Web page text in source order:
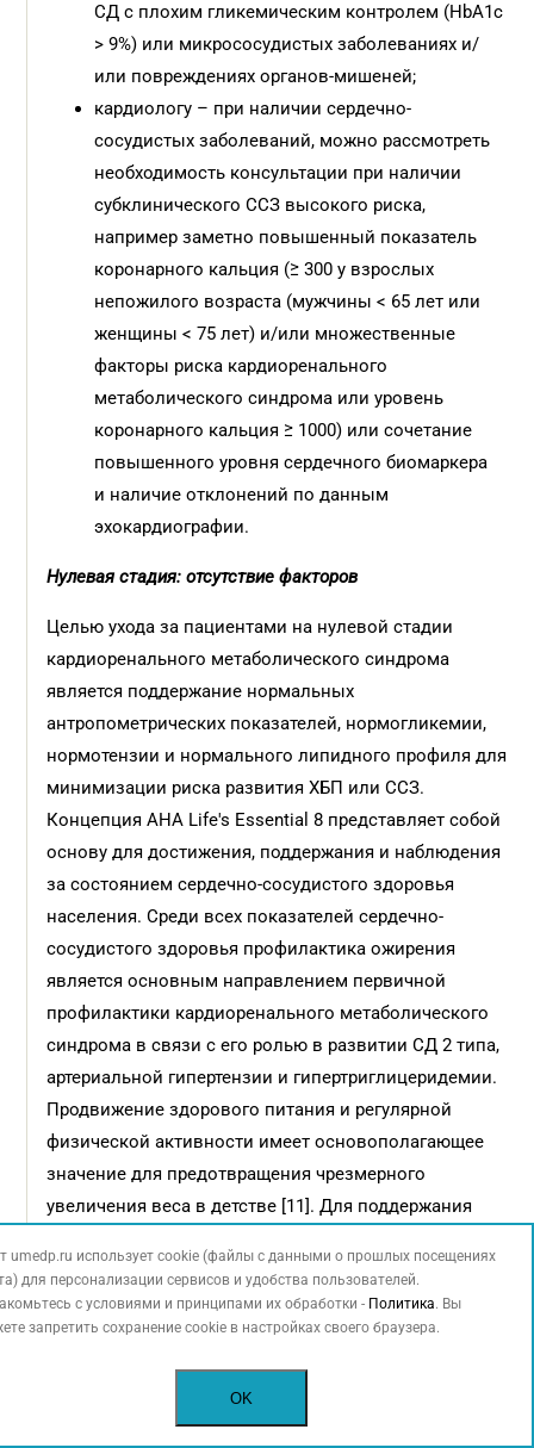
СД с плохим гликемическим контролем (HbA1c
> 9%) или микрососудистых заболеваниях и/
или повреждениях органов-мишеней;
кардиологу – при наличии сердечно-
сосудистых заболеваний, можно рассмотреть
необходимость консультации при наличии
субклинического ССЗ высокого риска,
например заметно повышенный показатель
коронарного кальция (≥ 300 у взрослых
непожилого возраста (мужчины < 65 лет или
женщины < 75 лет) и/или множественные
факторы риска кардиоренального
метаболического синдрома или уровень
коронарного кальция ≥ 1000) или сочетание
повышенного уровня сердечного биомаркера
и наличие отклонений по данным
эхокардиографии.
Нулевая стадия: отсутствие факторов
Целью ухода за пациентами на нулевой стадии
кардиоренального метаболического синдрома
является поддержание нормальных
антропометрических показателей, нормогликемии,
нормотензии и нормального липидного профиля для
минимизации риска развития ХБП или ССЗ.
Концепция AHA Life's Essential 8 представляет собой
основу для достижения, поддержания и наблюдения
за состоянием сердечно-сосудистого здоровья
населения. Среди всех показателей сердечно-
сосудистого здоровья профилактика ожирения
является основным направлением первичной
профилактики кардиоренального метаболического
синдрома в связи с его ролью в развитии СД 2 типа,
артериальной гипертензии и гипертриглицеридемии.
Продвижение здорового питания и регулярной
физической активности имеет основополагающее
значение для предотвращения чрезмерного
увеличения веса в детстве [11]. Для поддержания
формирования факторов риска кардио-ренального
метаболического синдрома необходимо [12, 13]:
umedp.ru использует cookie (файлы с данными о прошлых посещениях
для персонализации сервисов и удобства пользователей.
с условиями и принципами их обработки - Политика. Вы
запретить сохранение cookie в настройках своего браузера.
OK